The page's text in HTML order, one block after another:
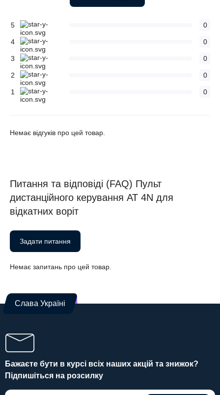
5 0
4 0
3 0
2 0
1 0
Немає відгуків про цей товар.
Питання та відповіді (FAQ) Пульт
дистанційного керування АТ 4N для
відкатних воріт
Задати питання
Немає запитань про цей товар.
Слава Україні
Бажаєте бути в курсі всіх наших акцій та знижок?
Підпишіться на розсилку